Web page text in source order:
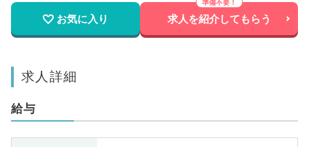
お気に入り 求人を紹介してもらう
求人詳細
給与